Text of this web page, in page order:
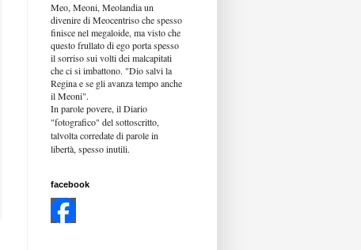
Meo, Meoni, Meolandia un
divenire di Meocentriso che spesso
finisce nel megaloide, ma visto che
questo frullato di ego porta spesso
il sorriso sui volti dei malcapitati
che ci si imbattono. "Dio salvi la
Regina e se gli avanza tempo anche
il Meoni".
In parole povere, il Diario
"fotografico" del sottoscritto,
talvolta corredate di parole in
libertà, spesso inutili.
facebook